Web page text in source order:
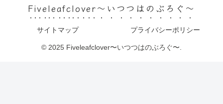
Fiveleafclover〜いつつはのぶろぐ〜
サイトマップ プライバシーポリシー
© 2025 Fiveleafclover〜いつつはのぶろぐ〜.